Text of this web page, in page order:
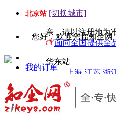
北京站 [切换城市]
亲，请以注册地为
面向全国提供全
华东站
上海 江苏 浙
华北站
北京 天津 河北
您好，欢迎光临知企
|
我的订单
Top店入驻
|
商机合作